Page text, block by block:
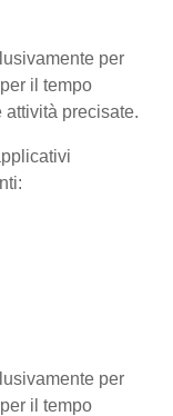
per
il tempo
precisate.
per
il tempo